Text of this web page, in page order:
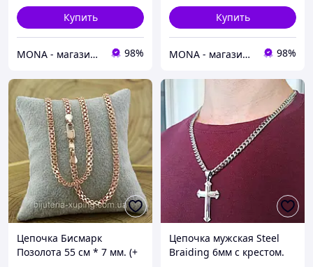
Купить
MONA - магазин ювелирной бижутерии 98%
Купить
MONA - магазин ювелирной бижутерии 98%
Цепочка Бисмарк
Позолота 55 см * 7 мм. (+
Цепочка мужская Steel
Braiding 6мм с крестом.